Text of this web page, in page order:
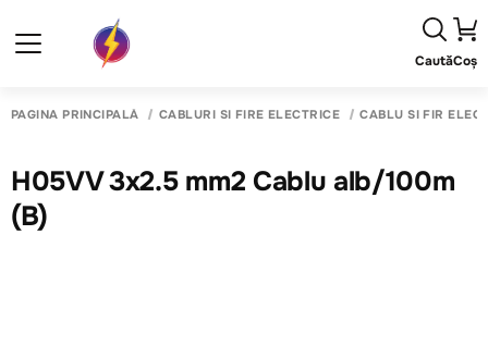
CautăCoș
PAGINA PRINCIPALĂ CABLURI SI FIRE ELECTRICE CABLU SI FIR
H05VV 3x2.5 mm2 Cablu alb/100m
(B)